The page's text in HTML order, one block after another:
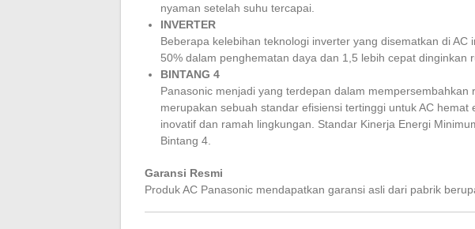
nyaman setelah suhu tercapai.
INVERTER
Beberapa kelebihan teknologi inverter yang disematkan di
50% dalam penghematan daya dan 1,5 lebih cepat dinginkan
BINTANG 4
Panasonic menjadi yang terdepan dalam
merupakan sebuah standar efisiensi tertinggi untuk AC
inovatif dan ramah lingkungan. Standar Kinerja Energi
Bintang 4.
Garansi Resmi
Produk AC Panasonic mendapatkan garansi asli dari pabrik